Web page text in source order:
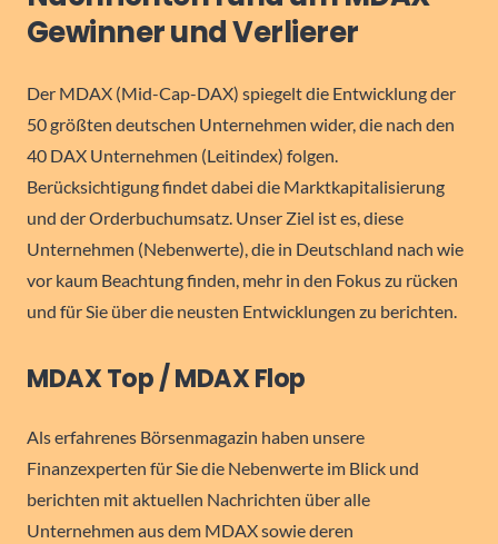
Gewinner und Verlierer
Der MDAX (Mid-Cap-DAX) spiegelt die Entwicklung der
50 größten deutschen Unternehmen wider, die nach den
40 DAX Unternehmen (Leitindex) folgen.
Berücksichtigung findet dabei die Marktkapitalisierung
und der Orderbuchumsatz. Unser Ziel ist es, diese
Unternehmen (Nebenwerte), die in Deutschland nach wie
vor kaum Beachtung finden, mehr in den Fokus zu rücken
und für Sie über die neusten Entwicklungen zu berichten.
MDAX Top / MDAX Flop
Als erfahrenes Börsenmagazin haben unsere
Finanzexperten für Sie die Nebenwerte im Blick und
berichten mit aktuellen Nachrichten über alle
Unternehmen aus dem MDAX sowie deren